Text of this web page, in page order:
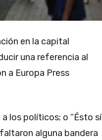
en la capital
una referencia al
a Europa Press
los políticos; o “Ésto sí
alguna bandera